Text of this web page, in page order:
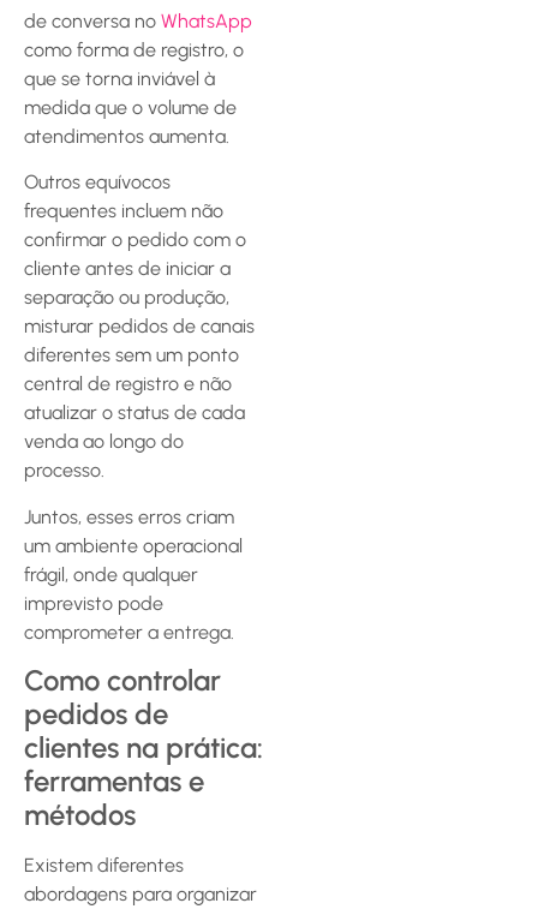
de conversa no WhatsApp
como forma de registro, o
que se torna inviável à
medida que o volume de
atendimentos aumenta.
Outros equívocos
frequentes incluem não
confirmar o pedido com o
cliente antes de iniciar a
separação ou produção,
misturar pedidos de canais
diferentes sem um ponto
central de registro e não
atualizar o status de cada
venda ao longo do
processo.
Juntos, esses erros criam
um ambiente operacional
frágil, onde qualquer
imprevisto pode
comprometer a entrega.
Como controlar
pedidos de
clientes na prática:
ferramentas e
métodos
Existem diferentes
abordagens para organizar